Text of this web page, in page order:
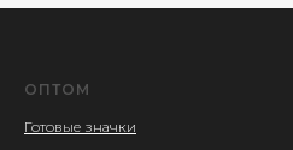
ОПТОМ
Готовые значки